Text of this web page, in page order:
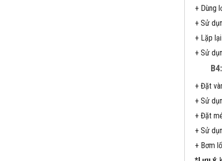
+ Dùng
+ Sử
+ Lặp
+ Sử
B4:
+ Đặt
+ Sử
+ Đặt
+ Sử
+ Bơm